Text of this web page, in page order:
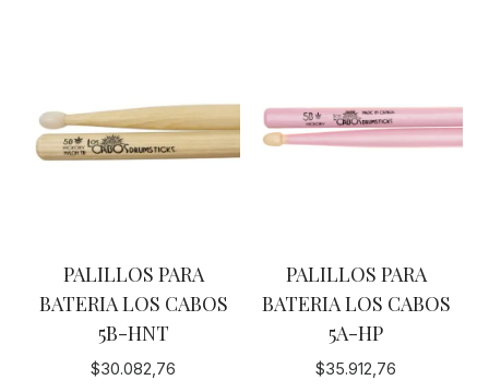
PALILLOS PARA
BATERIA LOS CABOS
5B-HNT
$30.082,76
PALILLOS PARA
BATERIA LOS CABOS
5A-HP
$35.912,76